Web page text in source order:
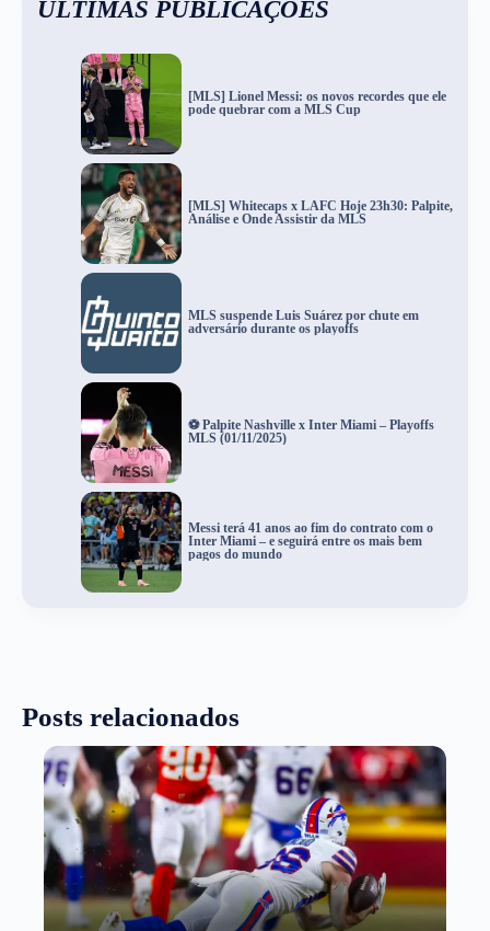
ÚLTIMAS PUBLICAÇÕES
[MLS] Lionel Messi: os novos recordes que ele
pode quebrar com a MLS Cup
[MLS] Whitecaps x LAFC Hoje 23h30: Palpite,
Análise e Onde Assistir da MLS
MLS suspende Luis Suárez por chute em
adversário durante os playoffs
⚽ Palpite Nashville x Inter Miami – Playoffs
MLS (01/11/2025)
Messi terá 41 anos ao fim do contrato com o
Inter Miami – e seguirá entre os mais bem
pagos do mundo
Posts relacionados